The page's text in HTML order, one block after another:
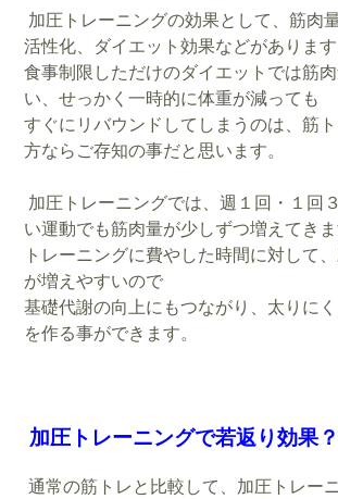
加圧トレーニングの効果として、筋肉
活性化、ダイエット効果などがあります
食事制限しただけのダイエットでは筋
い、せっかく一時的に体重が減っても
すぐにリバウンドしてしまうのは、筋
方ならご存知の事だと思います。
加圧トレーニングでは、週１回・１回
い運動でも筋肉量が少しずつ増えてきま
トレーニングに費やした時間に対して
が増えやすいので
基礎代謝の向上にもつながり、太りに
を作る事ができます。
加圧トレーニングで若返り効果？
通常の筋トレと比較して、加圧トレー